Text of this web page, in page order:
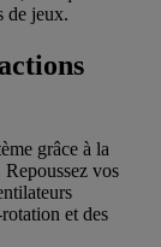
de jeux.
grâce à la
vos
et des